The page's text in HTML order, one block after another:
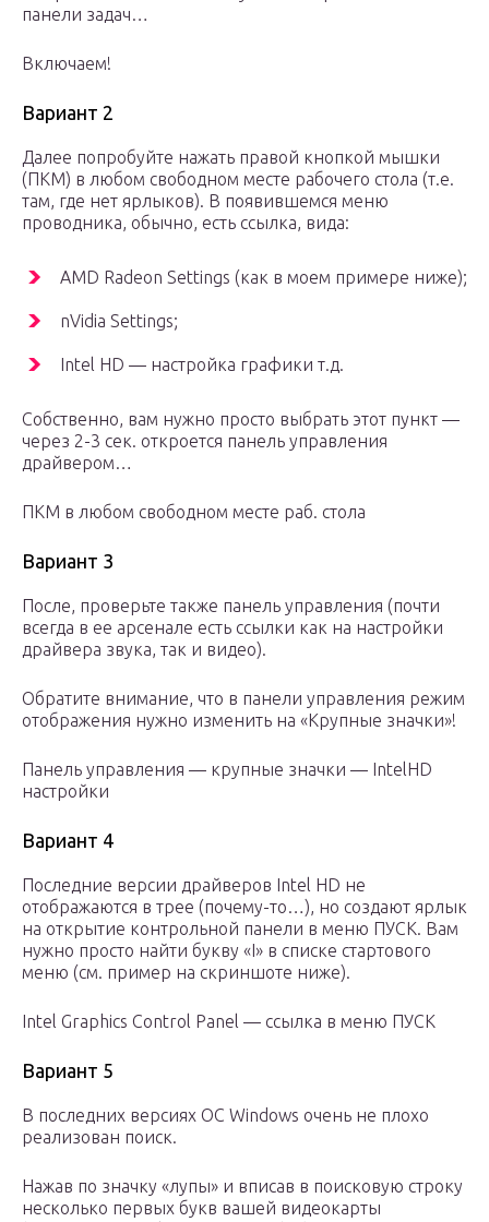
панели задач…
Включаем!
Вариант 2
Далее попробуйте нажать правой кнопкой мышки
(ПКМ) в любом свободном месте рабочего стола (т.е.
там, где нет ярлыков). В появившемся меню
проводника, обычно, есть ссылка, вида:
AMD Radeon Settings (как в моем примере ниже);
nVidia Settings;
Intel HD — настройка графики т.д.
Собственно, вам нужно просто выбрать этот пункт —
через 2-3 сек. откроется панель управления
драйвером…
ПКМ в любом свободном месте раб. стола
Вариант 3
После, проверьте также панель управления (почти
всегда в ее арсенале есть ссылки как на настройки
драйвера звука, так и видео).
Обратите внимание, что в панели управления режим
отображения нужно изменить на «Крупные значки»!
Панель управления — крупные значки — IntelHD
настройки
Вариант 4
Последние версии драйверов Intel HD не
отображаются в трее (почему-то…), но создают ярлык
на открытие контрольной панели в меню ПУСК. Вам
нужно просто найти букву «I» в списке стартового
меню (см. пример на скриншоте ниже).
Intel Graphics Control Panel — ссылка в меню ПУСК
Вариант 5
В последних версиях ОС Windows очень не плохо
реализован поиск.
Нажав по значку «лупы» и вписав в поисковую строку
несколько первых букв вашей видеокарты